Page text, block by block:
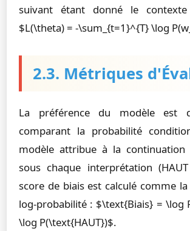
suivant étant donné le
$L(\theta) = -\sum_{t=1}^{T} \log
2.3. Métriques
La préférence du modèle est
comparant la probabilité
modèle attribue à la
sous chaque interprétation
score de biais est calculé comme
log-probabilité : $\text{Biais} = \log
\log P(\text{HAUT})$.